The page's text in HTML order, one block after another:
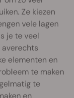
Ze kiezen
vele lagen
je te veel
elementen en
te maken
te
en